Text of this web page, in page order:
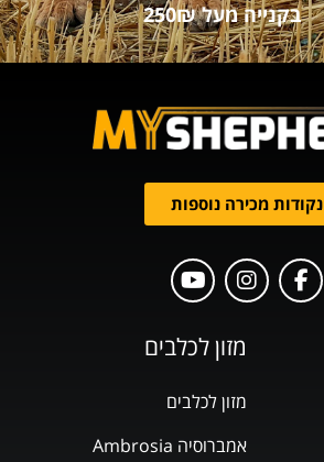
בקנייה מעל 250₪
מזון לכלבים
מזון לכלבים
אמברוסיה Ambrosia
נקודות מכירה נוספות